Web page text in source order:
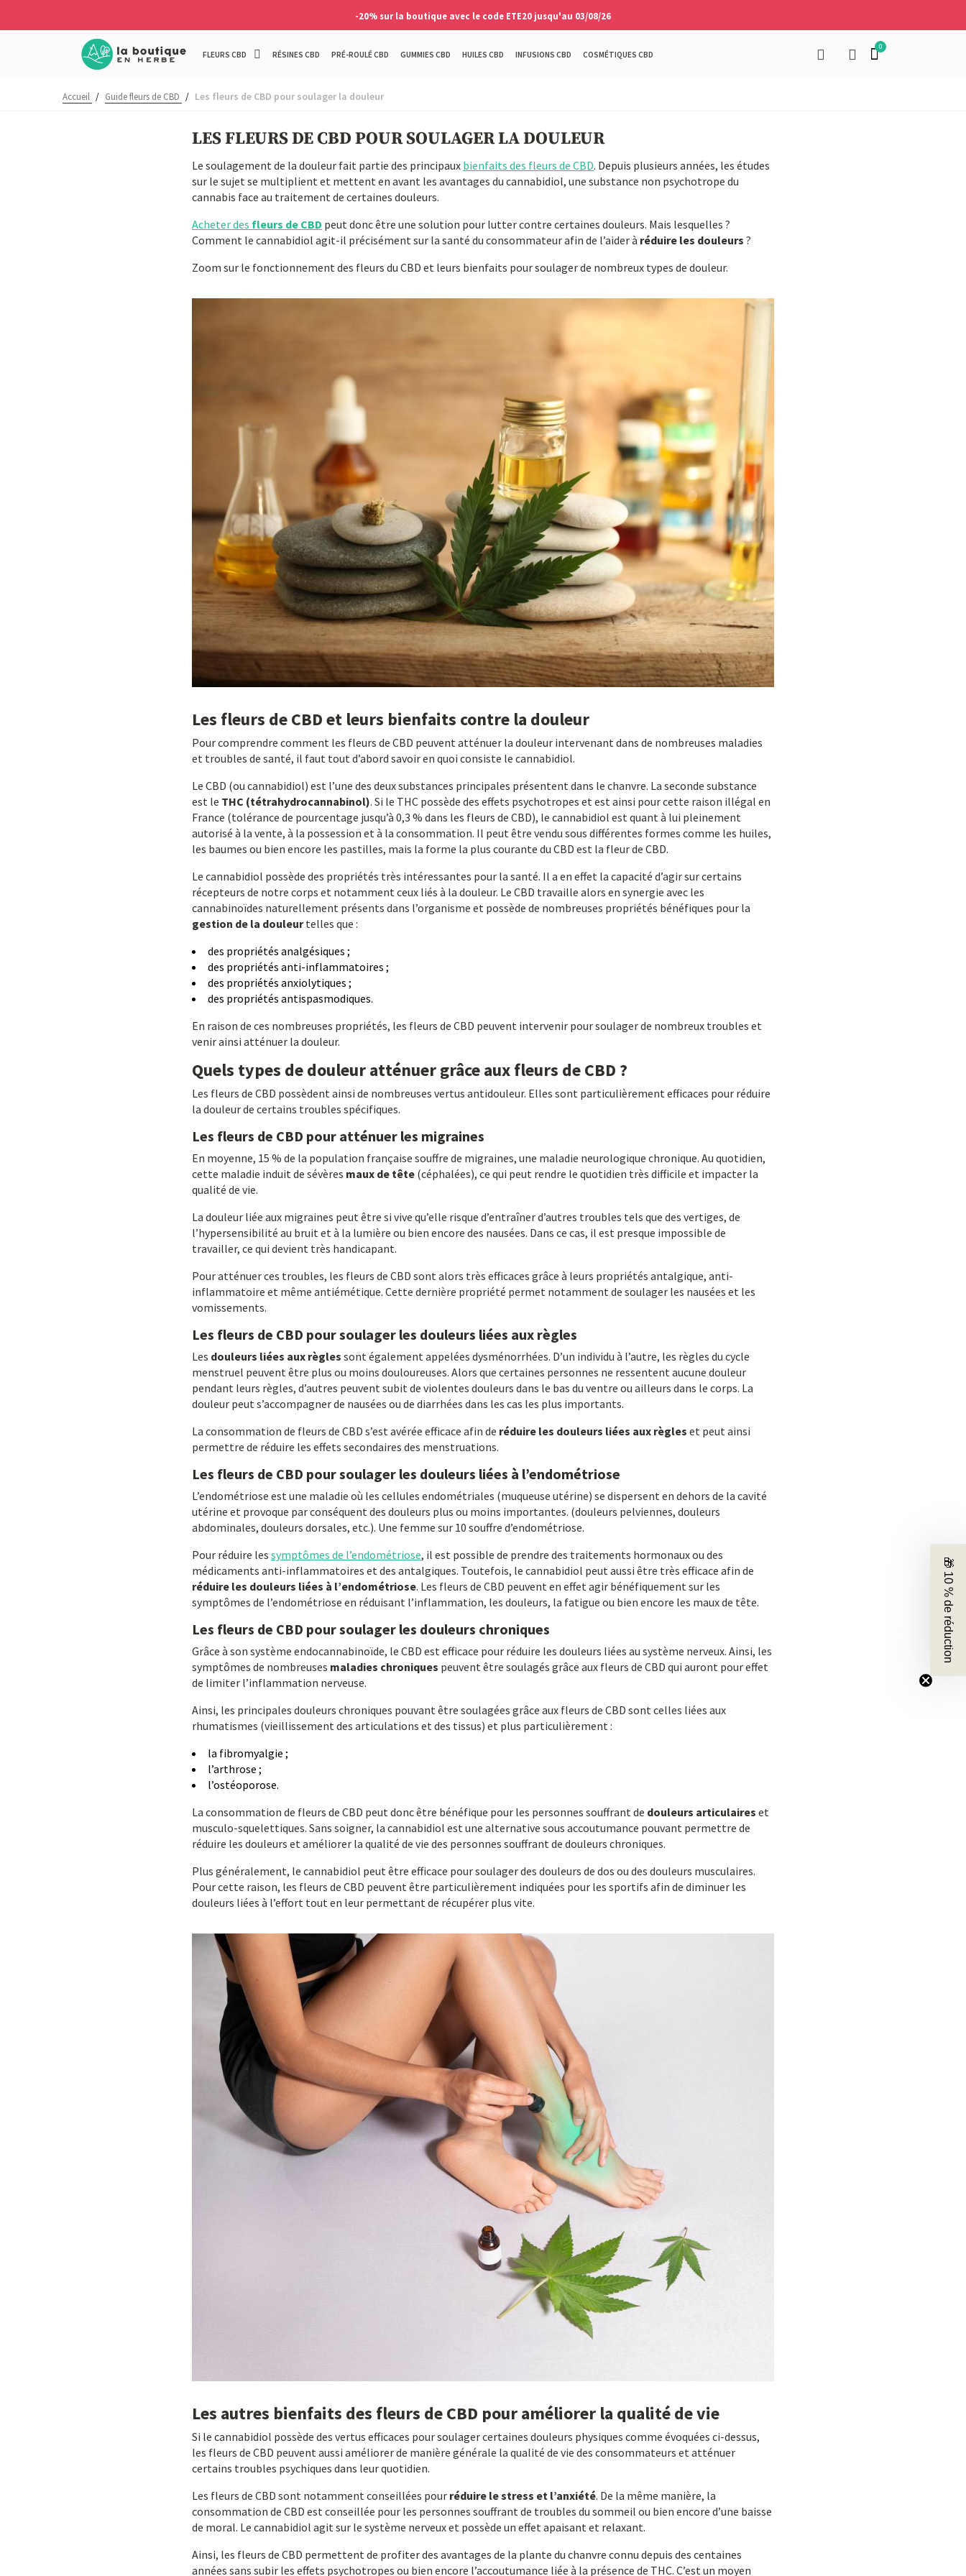
-20% sur la boutique avec le code ETE20 jusqu'au 03/08/26
FLEURS CBD RÉSINES CBD PRÉ-ROULÉ CBD GUMMIES CBD HUILES CBD INFUSIONS CBD COSMÉTIQUES CBD
Accueil / Guide fleurs de CBD / Les fleurs de CBD pour soulager la douleur
LES FLEURS DE CBD POUR SOULAGER LA DOULEUR
Le soulagement de la douleur fait partie des principaux bienfaits des fleurs de CBD. Depuis plusieurs années, les études
sur le sujet se multiplient et mettent en avant les avantages du cannabidiol, une substance non psychotrope du
cannabis face au traitement de certaines douleurs.
Acheter des fleurs de CBD peut donc être une solution pour lutter contre certaines douleurs. Mais lesquelles ?
Comment le cannabidiol agit-il précisément sur la santé du consommateur afin de l’aider à réduire les douleurs ?
Zoom sur le fonctionnement des fleurs du CBD et leurs bienfaits pour soulager de nombreux types de douleur.
Les fleurs de CBD et leurs bienfaits contre la douleur
Pour comprendre comment les fleurs de CBD peuvent atténuer la douleur intervenant dans de nombreuses maladies
et troubles de santé, il faut tout d’abord savoir en quoi consiste le cannabidiol.
Le CBD (ou cannabidiol) est l’une des deux substances principales présentent dans le chanvre. La seconde substance
est le THC (tétrahydrocannabinol). Si le THC possède des effets psychotropes et est ainsi pour cette raison illégal en
France (tolérance de pourcentage jusqu’à 0,3 % dans les fleurs de CBD), le cannabidiol est quant à lui pleinement
autorisé à la vente, à la possession et à la consommation. Il peut être vendu sous différentes formes comme les huiles,
les baumes ou bien encore les pastilles, mais la forme la plus courante du CBD est la fleur de CBD.
Le cannabidiol possède des propriétés très intéressantes pour la santé. Il a en effet la capacité d’agir sur certains
récepteurs de notre corps et notamment ceux liés à la douleur. Le CBD travaille alors en synergie avec les
cannabinoïdes naturellement présents dans l’organisme et possède de nombreuses propriétés bénéfiques pour la
gestion de la douleurtelles que :
des propriétés analgésiques ;
des propriétés anti-inflammatoires ;
des propriétés anxiolytiques ;
des propriétés antispasmodiques.
En raison de ces nombreuses propriétés, les fleurs de CBD peuvent intervenir pour soulager de nombreux troubles et
venir ainsi atténuer la douleur.
Quels types de douleur atténuer grâce aux fleurs de CBD ?
Les fleurs de CBD possèdent ainsi de nombreuses vertus antidouleur. Elles sont particulièrement efficaces pour réduire
la douleur de certains troubles spécifiques.
Les fleurs de CBD pour atténuer les migraines
En moyenne, 15 % de la population française souffre de migraines, une maladie neurologique chronique. Au quotidien,
cette maladie induit de sévères maux de tête (céphalées), ce qui peut rendre le quotidien très difficile et impacter la
qualité de vie.
La douleur liée aux migraines peut être si vive qu’elle risque d’entraîner d’autres troubles tels que des vertiges, de
l’hypersensibilité au bruit et à la lumière ou bien encore des nausées. Dans ce cas, il est presque impossible de
travailler, ce qui devient très handicapant.
Pour atténuer ces troubles, les fleurs de CBD sont alors très efficaces grâce à leurs propriétés antalgique, anti-
inflammatoire et même antiémétique. Cette dernière propriété permet notamment de soulager les nausées et les
vomissements.
Les fleurs de CBD pour soulager les douleurs liées aux règles
Les douleurs liées aux règles sont également appelées dysménorrhées. D’un individu à l’autre, les règles du cycle
menstruel peuvent être plus ou moins douloureuses. Alors que certaines personnes ne ressentent aucune douleur
pendant leurs règles, d’autres peuvent subit de violentes douleurs dans le bas du ventre ou ailleurs dans le corps. La
douleur peut s’accompagner de nausées ou de diarrhées dans les cas les plus importants.
La consommation de fleurs de CBD s’est avérée efficace afin de réduire les douleurs liées aux règles et peut ainsi
permettre de réduire les effets secondaires des menstruations.
Les fleurs de CBD pour soulager les douleurs liées à l’endométriose
L’endométriose est une maladie où les cellules endométriales (muqueuse utérine) se dispersent en dehors de la cavité
utérine et provoque par conséquent des douleurs plus ou moins importantes. (douleurs pelviennes, douleurs
abdominales, douleurs dorsales, etc.). Une femme sur 10 souffre d’endométriose.
Pour réduire les symptômes de l’endométriose, il est possible de prendre des traitements hormonaux ou des
médicaments anti-inflammatoires et des antalgiques. Toutefois, le cannabidiol peut aussi être très efficace afin de
réduire les douleurs liées à l’endométriose. Les fleurs de CBD peuvent en effet agir bénéfiquement sur les
symptômes de l’endométriose en réduisant l’inflammation, les douleurs, la fatigue ou bien encore les maux de tête.
Les fleurs de CBD pour soulager les douleurs chroniques
Grâce à son système endocannabinoïde, le CBD est efficace pour réduire les douleurs liées au système nerveux. Ainsi, les
symptômes de nombreuses maladies chroniques peuvent être soulagés grâce aux fleurs de CBD qui auront pour effet
de limiter l’inflammation nerveuse.
Ainsi, les principales douleurs chroniques pouvant être soulagées grâce aux fleurs de CBD sont celles liées aux
rhumatismes (vieillissement des articulations et des tissus) et plus particulièrement :
la fibromyalgie ;
l’arthrose ;
l’ostéoporose.
La consommation de fleurs de CBD peut donc être bénéfique pour les personnes souffrant de douleurs articulaires et
musculo-squelettiques. Sans soigner, la cannabidiol est une alternative sous accoutumance pouvant permettre de
réduire les douleurs et améliorer la qualité de vie des personnes souffrant de douleurs chroniques.
Plus généralement, le cannabidiol peut être efficace pour soulager des douleurs de dos ou des douleurs musculaires.
Pour cette raison, les fleurs de CBD peuvent être particulièrement indiquées pour les sportifs afin de diminuer les
douleurs liées à l’effort tout en leur permettant de récupérer plus vite.
Les autres bienfaits des fleurs de CBD pour améliorer la qualité de vie
Si le cannabidiol possède des vertus efficaces pour soulager certaines douleurs physiques comme évoquées ci-dessus,
les fleurs de CBD peuvent aussi améliorer de manière générale la qualité de vie des consommateurs et atténuer
certains troubles psychiques dans leur quotidien.
Les fleurs de CBD sont notamment conseillées pour réduire le stress et l’anxiété. De la même manière, la
consommation de CBD est conseillée pour les personnes souffrant de troubles du sommeil ou bien encore d’une baisse
de moral. Le cannabidiol agit sur le système nerveux et possède un effet apaisant et relaxant.
Ainsi, les fleurs de CBD permettent de profiter des avantages de la plante du chanvre connu depuis des centaines
années sans subir les effets psychotropes ou bien encore l’accoutumance liée à la présence de THC. C’est un moyen
🎁 10 % de réduction